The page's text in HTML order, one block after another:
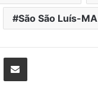
São São Luís-MA
Compartilhar por e-mail